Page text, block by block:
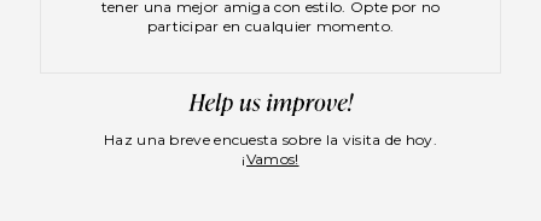
tener una mejor amiga con estilo. Opte por no
participar en cualquier momento.
Haz una breve encuesta sobre la visita de hoy.
¡Vamos!